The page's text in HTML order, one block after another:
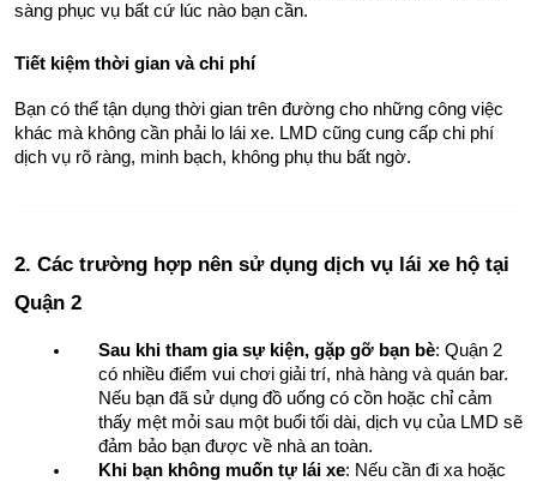
sàng phục vụ bất cứ lúc nào bạn cần.
Tiết kiệm thời gian và chi phí
Bạn có thể tận dụng thời gian trên đường cho những công việc
khác mà không cần phải lo lái xe. LMD cũng cung cấp chi phí
dịch vụ rõ ràng, minh bạch, không phụ thu bất ngờ.
2. Các trường hợp nên sử dụng dịch vụ lái xe hộ tại
Quận 2
Sau khi tham gia sự kiện, gặp gỡ bạn bè: Quận 2
có nhiều điểm vui chơi giải trí, nhà hàng và quán bar.
Nếu bạn đã sử dụng đồ uống có cồn hoặc chỉ cảm
thấy mệt mỏi sau một buổi tối dài, dịch vụ của LMD sẽ
đảm bảo bạn được về nhà an toàn.
Khi bạn không muốn tự lái xe: Nếu cần đi xa hoặc